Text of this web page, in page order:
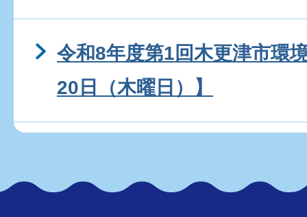
令和8年度第1回木更津市環
20日（木曜日）】